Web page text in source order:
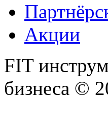
Акции
FIT
бизнеса ©